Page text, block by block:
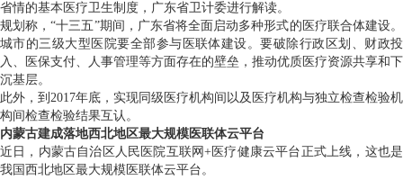
省情的基本医疗卫生制度，广东省卫计委进行解读。
规划称，“十三五”期间，广东省将全面启动多种形式的医疗联合体建设。
城市的三级大型医院要全部参与医联体建设。要破除行政区划、财政投
入、医保支付、人事管理等方面存在的壁垒，推动优质医疗资源共享和下
沉基层。
此外，到2017年底，实现同级医疗机构间以及医疗机构与独立检查检验机
构间检查检验结果互认。
内蒙古建成落地西北地区最大规模医联体云平台
近日，内蒙古自治区人民医院互联网+医疗健康云平台正式上线，这也是
我国西北地区最大规模医联体云平台。